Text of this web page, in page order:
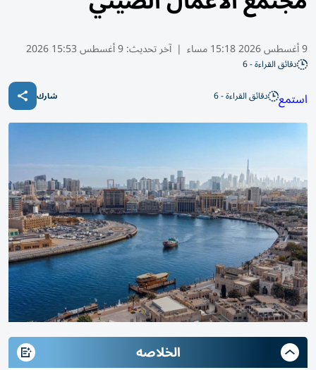
9 أغسطس 2026 15:18 مساء | آخر تحديث:9 أغسطس 15:53 2026
دقائق القراءة - 6
استمع دقائق القراءة - 6 شارك
الخلاصه